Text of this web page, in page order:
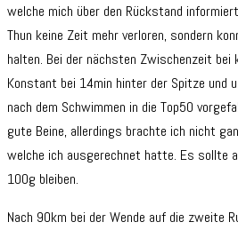
welche mich über den Rückstand
Thun keine Zeit mehr verloren, sondern
halten. Bei der nächsten Zwischenzeit bei
Konstant bei 14min hinter der Spitze und
nach dem Schwimmen in die Top50
gute Beine, allerdings brachte ich nicht
welche ich ausgerechnet hatte. Es sollte
100g bleiben.
Nach 90km bei der Wende auf die zweite